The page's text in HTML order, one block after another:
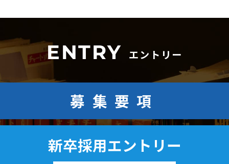
ENTRY エントリー
募集要項
新卒採用エントリー